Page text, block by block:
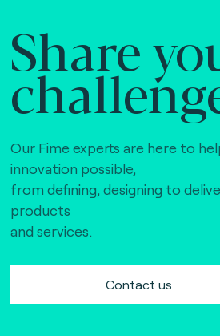
Share
Our Fime experts are here to
innovation possible,
from defining, designing to
products
and services.
Contact us